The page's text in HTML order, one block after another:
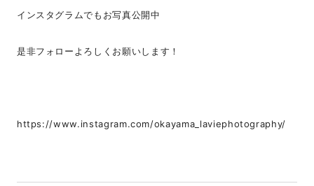
インスタグラムでもお写真公開中
是非フォローよろしくお願いします！
https://www.instagram.com/okayama_laviephotography/